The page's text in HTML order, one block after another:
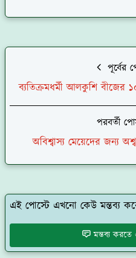
পূর্বের
ব্যতিক্রমধর্মী আলকুশি বীজের
পরবর্তী
অবিশ্বাস্য মেয়েদের জন্য
এই পোস্টে এখনো কেউ মন্তব্য
মন্তব্য করতে